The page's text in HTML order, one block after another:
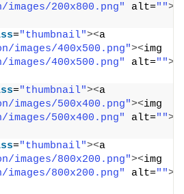
images/200x800.png" alt=""><
="thumbnail"><a
images/400x500.png"><img
images/400x500.png" alt=""><
="thumbnail"><a
images/500x400.png"><img
images/500x400.png" alt=""><
="thumbnail"><a
images/800x200.png"><img
images/800x200.png" alt=""><